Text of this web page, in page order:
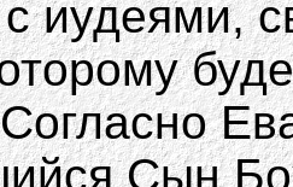
иудеями,
Сын